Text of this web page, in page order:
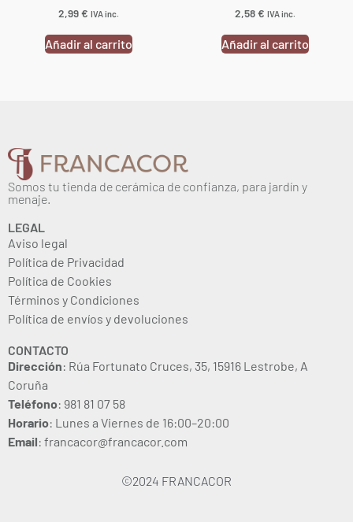
2,99€ IVA inc.
Añadir al carrito
2,58€ IVA inc.
Añadir al carrito
Somos tu tienda de cerámica de confianza, para jardín y
menaje.
LEGAL
Aviso legal
Política de Privacidad
Política de Cookies
Términos y Condiciones
Política de envíos y devoluciones
CONTACTO
Dirección: Rúa Fortunato Cruces, 35, 15916 Lestrobe, A
Coruña
Teléfono: 981 81 07 58
Horario: Lunes a Viernes de 16:00–20:00
Email: francacor@francacor.com
©2024 FRANCACOR